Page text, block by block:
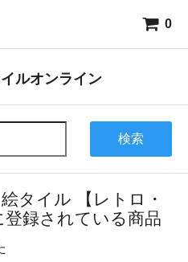
0
ルオンライン
検索
タイル 【レトロ・
録されている商品